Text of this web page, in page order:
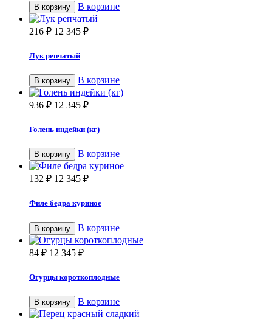
В корзину В корзине
216 ₽ 12 345 ₽
Лук репчатый
В корзину В корзине
936 ₽ 12 345 ₽
Голень индейки (кг)
В корзину В корзине
132 ₽ 12 345 ₽
Филе бедра куриное
В корзину В корзине
84 ₽ 12 345 ₽
Огурцы короткоплодные
В корзину В корзине